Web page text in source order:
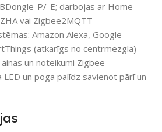
P/-E; darbojas ar Home
vai Zigbee2MQTT
Amazon Alexa, Google
(atkarīgs no centrmezgla)
un noteikumi Zigbee
un poga palīdz savienot pārī un